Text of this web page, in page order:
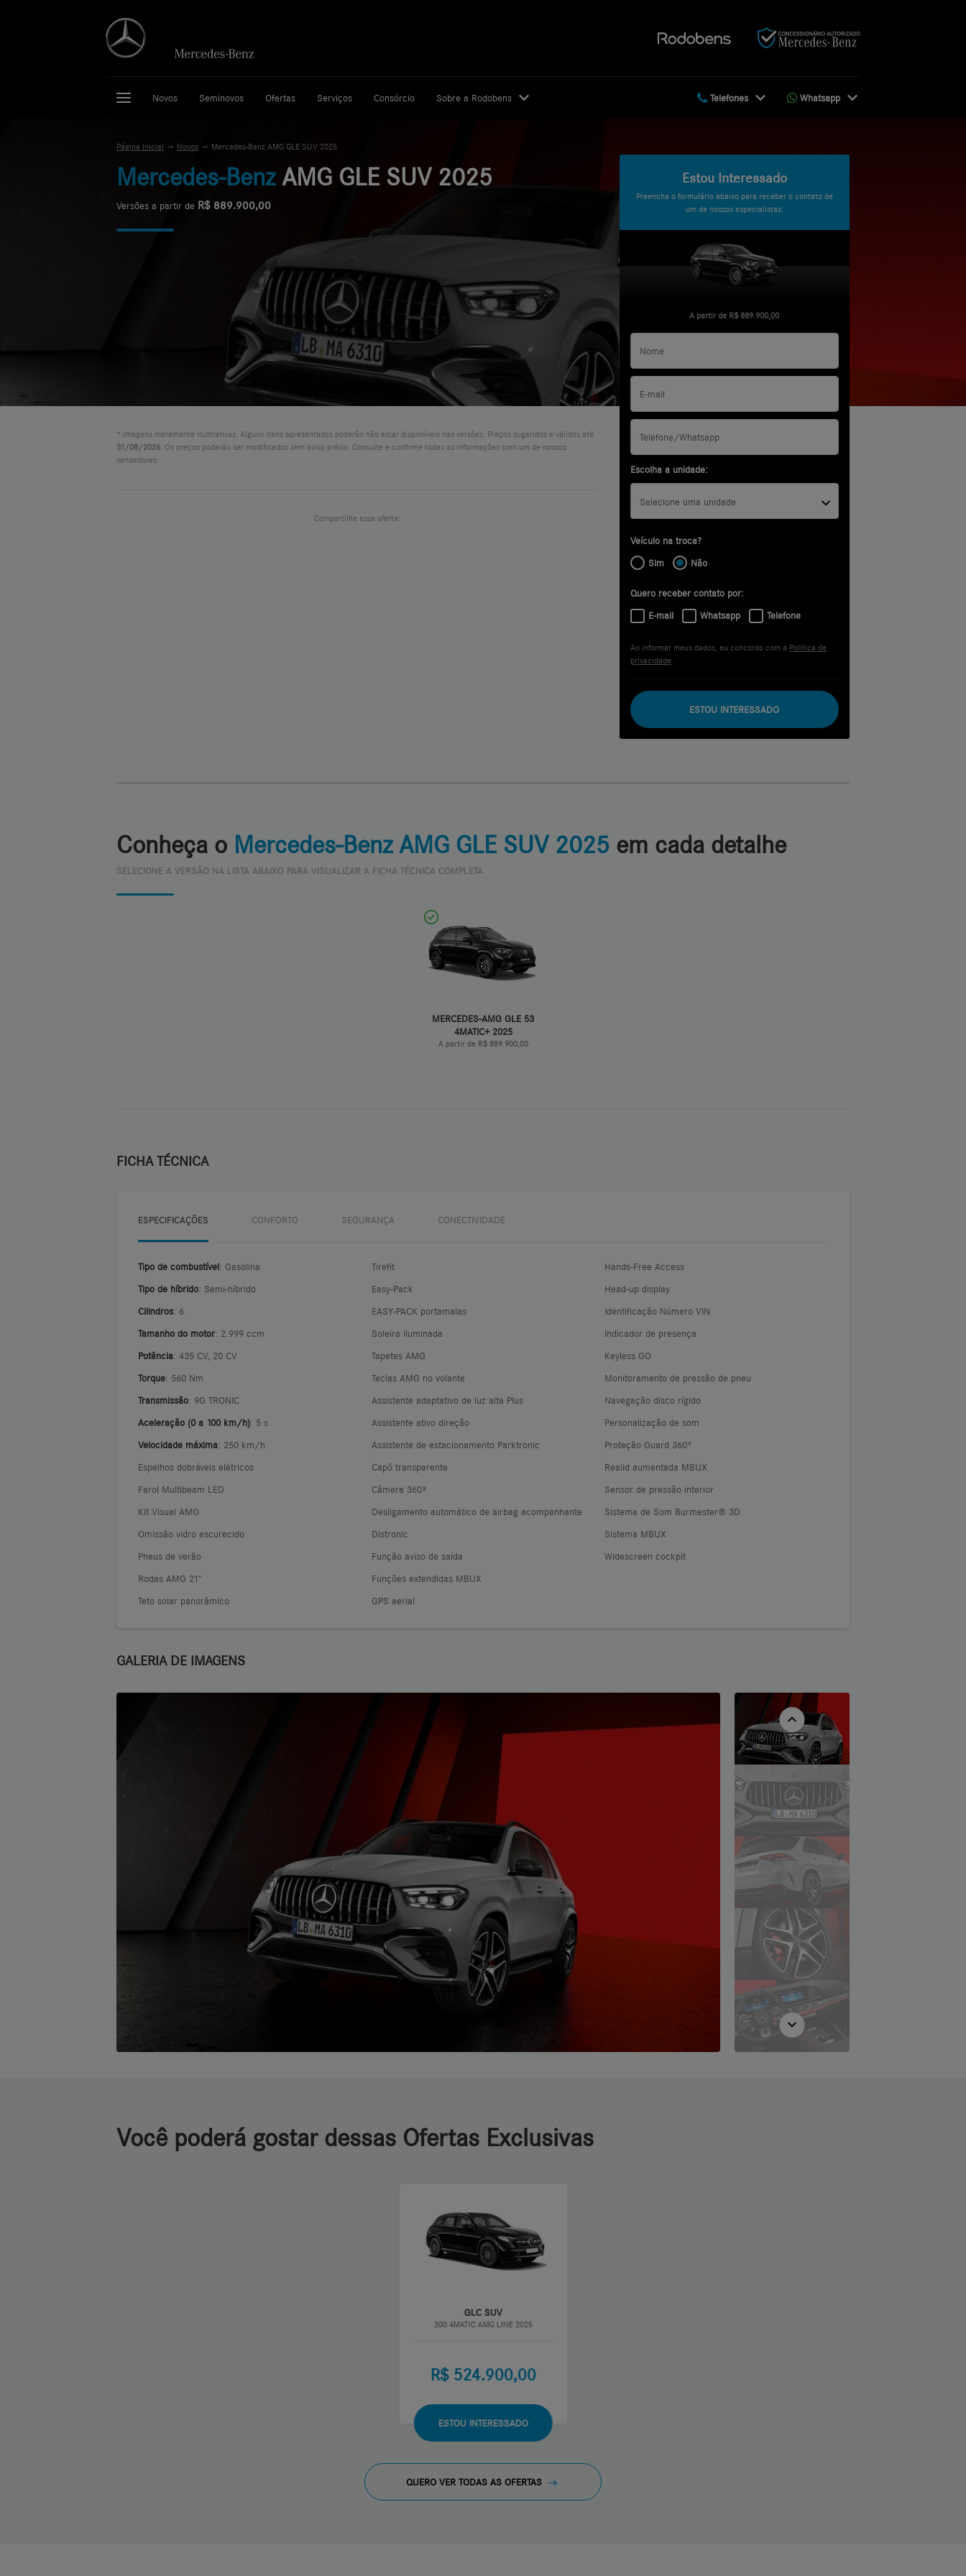
Novos Seminovos Ofertas Serviços Consórcio Sobre a Rodobens Telefones Whatsapp
Página Inicial Novos Mercedes-Benz AMG GLE SUV 2025
Mercedes-BenzAMG GLE SUV 2025
Versões a partir de R$ 889.900,00
* Imagens meramente ilustrativas. Alguns itens apresentados poderão não estar disponíveis nas versões. Preços sugeridos e válidos até
31/08/2026. Os preços poderão ser modificados sem aviso prévio. Consulte e confirme todas as informações com um de nossos
vendedores.
Compartilhe essa oferta:
Estou Interessado
Preencha o formulário abaixo para receber o contato de
um de nossos especialistas:
A partir de R$ 889.900,00
Escolha a unidade:
Selecione uma unidade
Veículo na troca?
Sim
Não
Quero receber contato por:
E-mail
Whatsapp Telefone
Ao informar meus dados, eu concordo com a Política de
privacidade.
ESTOU INTERESSADO
Conheça o Mercedes-Benz AMG GLE SUV 2025 em cada detalhe
SELECIONE A VERSÃO NA LISTA ABAIXO PARA VISUALIZAR A FICHA TÉCNICA COMPLETA
MERCEDES-AMG GLE 53
4MATIC+ 2025
A partir de R$ 889.900,00
FICHA TÉCNICA
ESPECIFICAÇÕES CONFORTO SEGURANÇA CONECTIVIDADE
Tipo de combustível : Gasolina
Tipo de híbrido : Semi-híbrido
Cilindros : 6
Tamanho do motor : 2.999 ccm
Potência : 435 CV, 20 CV
Torque : 560 Nm
Transmissão : 9G TRONIC
Aceleração (0 a 100 km/h) : 5 s
Velocidade máxima : 250 km/h
Espelhos dobráveis elétricos
Farol Multibeam LED
Kit Visual AMG
Omissão vidro escurecido
Pneus de verão
Rodas AMG 21"
Teto solar panorâmico
Tirefit
Easy-Pack
EASY-PACK portamalas
Soleira iluminada
Tapetes AMG
Teclas AMG no volante
Assistente adaptativo de luz alta Plus
Assistente ativo direção
Assistente de estacionamento Parktronic
Capô transparente
Câmera 360º
Desligamento automático de airbag acompanhante
Distronic
Função aviso de saída
Funções extendidas MBUX
GPS aerial
Hands-Free Access
Head-up display
Identificação Número VIN
Indicador de presença
Keyless GO
Monitoramento de pressão de pneu
Navegação dísco rígido
Personalização de som
Proteção Guard 360°
Realid aumentada MBUX
Sensor de pressão interior
Sistema de Som Burmester® 3D
Sistema MBUX
Widescreen cockpit
GALERIA DE IMAGENS
Você poderá gostar dessas Ofertas Exclusivas
GLC SUV
300 4MATIC AMG LINE 2025
R$ 524.900,00
ESTOU INTERESSADO
QUERO VER TODAS AS OFERTAS